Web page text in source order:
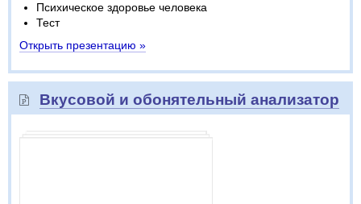
Психическое здоровье человека
Тест
Открыть презентацию »
Вкусовой и обонятельный анализатор